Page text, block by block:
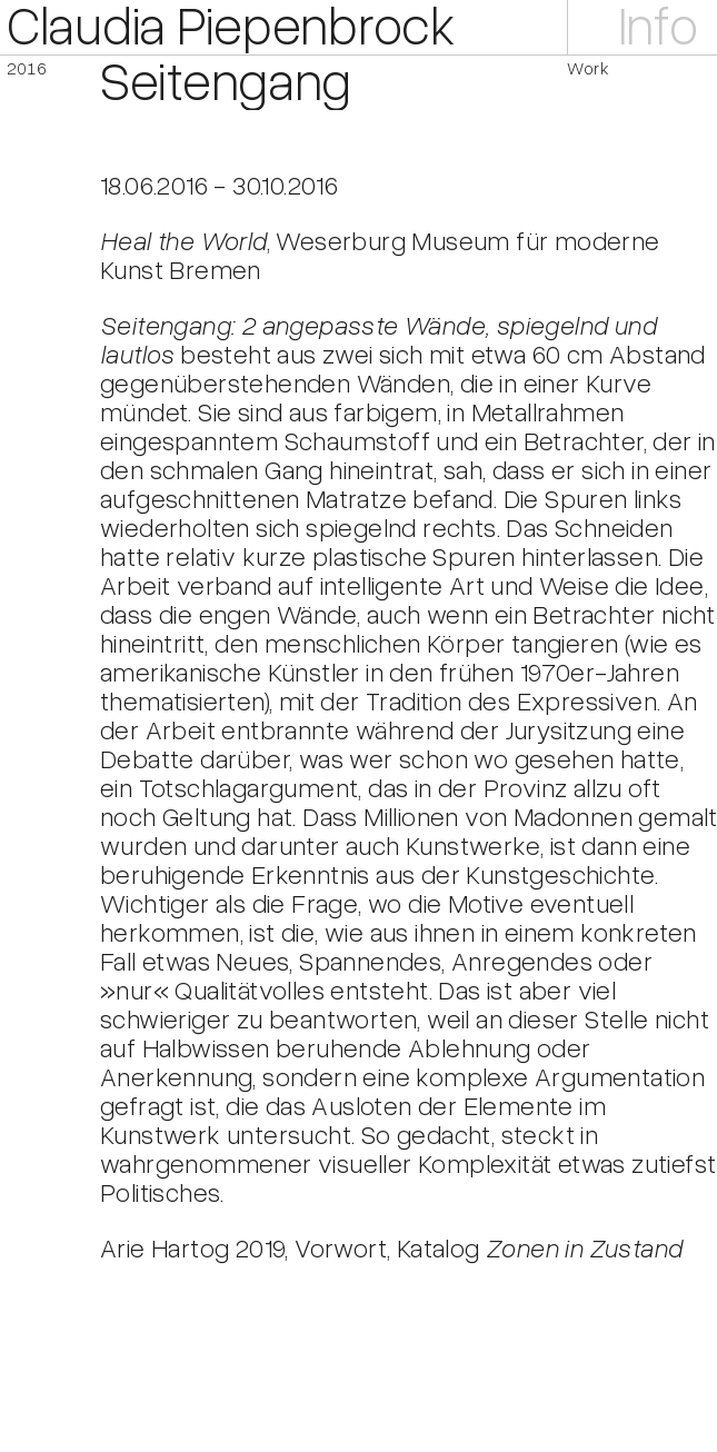
Claudia Piepenbrock Info
2016 Seitengang Work
18.06.2016 - 30.10.2016
Heal the World, Weserburg Museum für moderne
Kunst Bremen
Seitengang: 2 angepasste Wände, spiegelnd und
lautlos besteht aus zwei sich mit etwa 60 cm Abstand
gegenüberstehenden Wänden, die in einer Kurve
mündet. Sie sind aus farbigem, in Metallrahmen
eingespanntem Schaumstoff und ein Betrachter, der in
den schmalen Gang hineintrat, sah, dass er sich in einer
aufgeschnittenen Matratze befand. Die Spuren links
wiederholten sich spiegelnd rechts. Das Schneiden
hatte relativ kurze plastische Spuren hinterlassen. Die
Arbeit verband auf intelligente Art und Weise die Idee,
dass die engen Wände, auch wenn ein Betrachter nicht
hineintritt, den menschlichen Körper tangieren (wie es
amerikanische Künstler in den frühen 1970er-Jahren
thematisierten), mit der Tradition des Expressiven. An
der Arbeit entbrannte während der Jurysitzung eine
Debatte darüber, was wer schon wo gesehen hatte,
ein Totschlagargument, das in der Provinz allzu oft
noch Geltung hat. Dass Millionen von Madonnen gemalt
wurden und darunter auch Kunstwerke, ist dann eine
beruhigende Erkenntnis aus der Kunstgeschichte.
Wichtiger als die Frage, wo die Motive eventuell
herkommen, ist die, wie aus ihnen in einem konkreten
Fall etwas Neues, Spannendes, Anregendes oder
»nur« Qualitätvolles entsteht. Das ist aber viel
schwieriger zu beantworten, weil an dieser Stelle nicht
auf Halbwissen beruhende Ablehnung oder
Anerkennung, sondern eine komplexe Argumentation
gefragt ist, die das Ausloten der Elemente im
Kunstwerk untersucht. So gedacht, steckt in
wahrgenommener visueller Komplexität etwas zutiefst
Politisches.
Arie Hartog 2019, Vorwort, Katalog Zonen in Zustand